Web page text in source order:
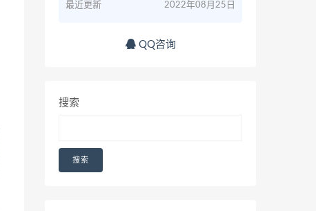
最近更新 2022年08月25日
QQ咨询
搜索
搜索